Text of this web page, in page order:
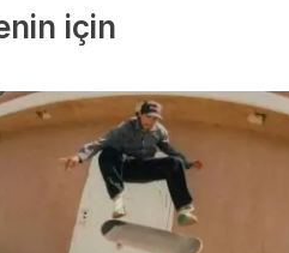
için